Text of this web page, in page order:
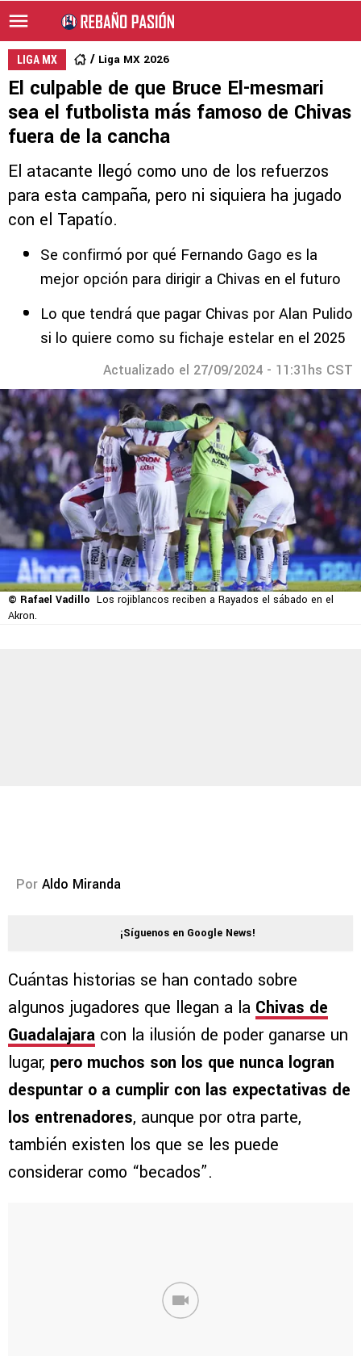
LIGA MX Liga MX 2026
El culpable de que Bruce El-mesmari
sea el futbolista más famoso de Chivas
fuera de la cancha
El atacante llegó como uno de los refuerzos
para esta campaña, pero ni siquiera ha jugado
con el Tapatío.
Se confirmó por qué Fernando Gago es la
mejor opción para dirigir a Chivas en el futuro
Lo que tendrá que pagar Chivas por Alan Pulido
si lo quiere como su fichaje estelar en el 2025
Actualizado el 27/09/2024 - 11:31hs CST
© Rafael Vadillo Los rojiblancos reciben a Rayados el sábado en el
Akron.
Por Aldo Miranda
¡Síguenos en Google News!
Cuántas historias se han contado sobre
algunos jugadores que llegan a la Chivas de
Guadalajara con la ilusión de poder ganarse un
lugar, pero muchos son los que nunca logran
despuntar o a cumplir con las expectativas de
los entrenadores, aunque por otra parte,
también existen los que se les puede
considerar como “becados”.